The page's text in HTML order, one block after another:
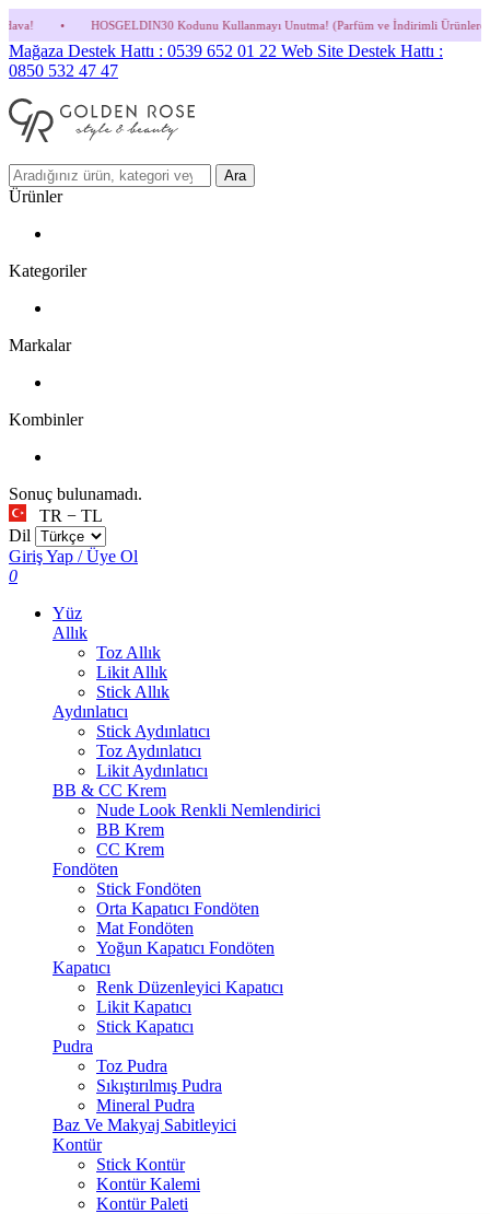
Kodunu Kullanmayı Unutma! (Parfüm ve İndirimli Ürünlerde Geçerli Değildir.)
Mağaza Destek Hattı : 0539 652 01 22 Web Site Destek Hattı :
0850 532 47 47
Ara
Ürünler
Kategoriler
Markalar
Kombinler
Sonuç bulunamadı.
TR − TL
Dil
Giriş Yap / Üye Ol
0
Yüz
Allık
Toz Allık
Likit Allık
Stick Allık
Aydınlatıcı
Stick Aydınlatıcı
Toz Aydınlatıcı
Likit Aydınlatıcı
BB & CC Krem
Nude Look Renkli Nemlendirici
BB Krem
CC Krem
Fondöten
Stick Fondöten
Orta Kapatıcı Fondöten
Mat Fondöten
Yoğun Kapatıcı Fondöten
Kapatıcı
Renk Düzenleyici Kapatıcı
Likit Kapatıcı
Stick Kapatıcı
Pudra
Toz Pudra
Sıkıştırılmış Pudra
Mineral Pudra
Baz Ve Makyaj Sabitleyici
Kontür
Stick Kontür
Kontür Kalemi
Kontür Paleti